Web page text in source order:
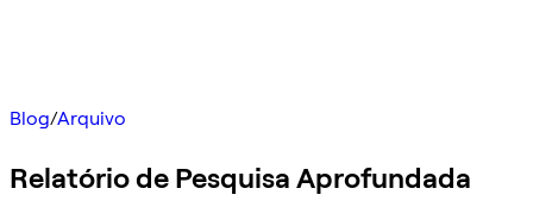
Blog/Arquivo
Relatório de Pesquisa Aprofundada